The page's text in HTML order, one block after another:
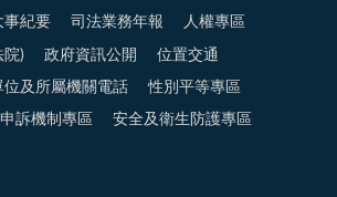
事紀要 司法業務年報 人權專區
院) 政府資訊公開 位置交通
位及所屬機關電話 性別平等專區
訴機制專區 安全及衛生防護專區